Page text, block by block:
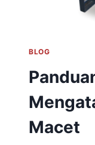
BLOG
Macet